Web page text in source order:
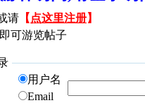
请 【 点这里注册】
可游览帖子
用户名
Email